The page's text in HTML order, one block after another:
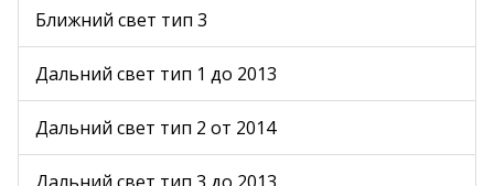
Ближний свет тип 3
Дальний свет тип 1 до 2013
Дальний свет тип 2 от 2014
Дальний свет тип 3 до 2013